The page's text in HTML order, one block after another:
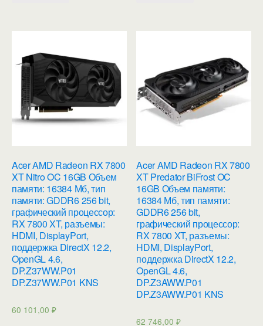
Acer AMD Radeon RX 7800
XT Nitro OC 16GB Объем
памяти: 16384 Мб, тип
памяти: GDDR6 256 bit,
графический процессор:
RX 7800 XT, разъемы:
HDMI, DisplayPort,
поддержка DirectX 12.2,
OpenGL 4.6,
DP.Z37WW.P01
DP.Z37WW.P01 KNS
60 101,00 ₽
Acer AMD Radeon RX 7800
XT Predator BiFrost OC
16GB Объем памяти:
16384 Мб, тип памяти:
GDDR6 256 bit,
графический процессор:
RX 7800 XT, разъемы:
HDMI, DisplayPort,
поддержка DirectX 12.2,
OpenGL 4.6,
DP.Z3AWW.P01
DP.Z3AWW.P01 KNS
62 746,00₽